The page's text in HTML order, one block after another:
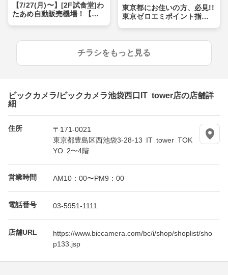
【7/27(月)〜】[2F試食堂]わ
たあめ自動販売機場！【池
東京都にお住いの方、必見!!
東京ゼロエミポイント指定
チラシをもっと見る
ビックカメラ/ビックカメラ池袋西口IT tower店の店舗詳
細
住所
〒171-0021
東京都豊島区西池袋3-28-13 IT tower TOK
YO 2〜4階
営業時間 AM10：00〜PM9：00
電話番号 03-5951-1111
店舗URL
https://www.biccamera.com/bc/i/shop/shoplist/sho
p133.jsp